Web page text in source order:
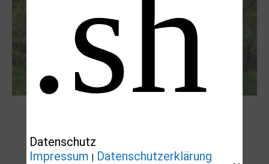
Datenschutz
Impressum
Datenschutzerklärung